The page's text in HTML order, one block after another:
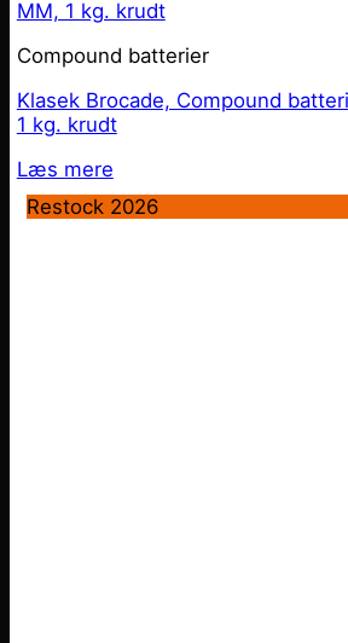
Compound batterier
Klasek Brocade, Compound
1 kg. krudt
Læs mere
Restock 2026